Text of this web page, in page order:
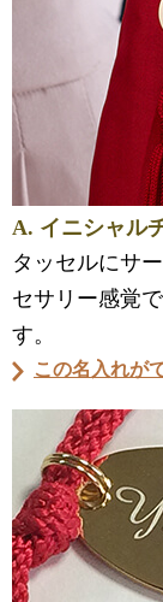
A. イニシャル
タッセルにサ
セサリー感覚
す。
この名入れが